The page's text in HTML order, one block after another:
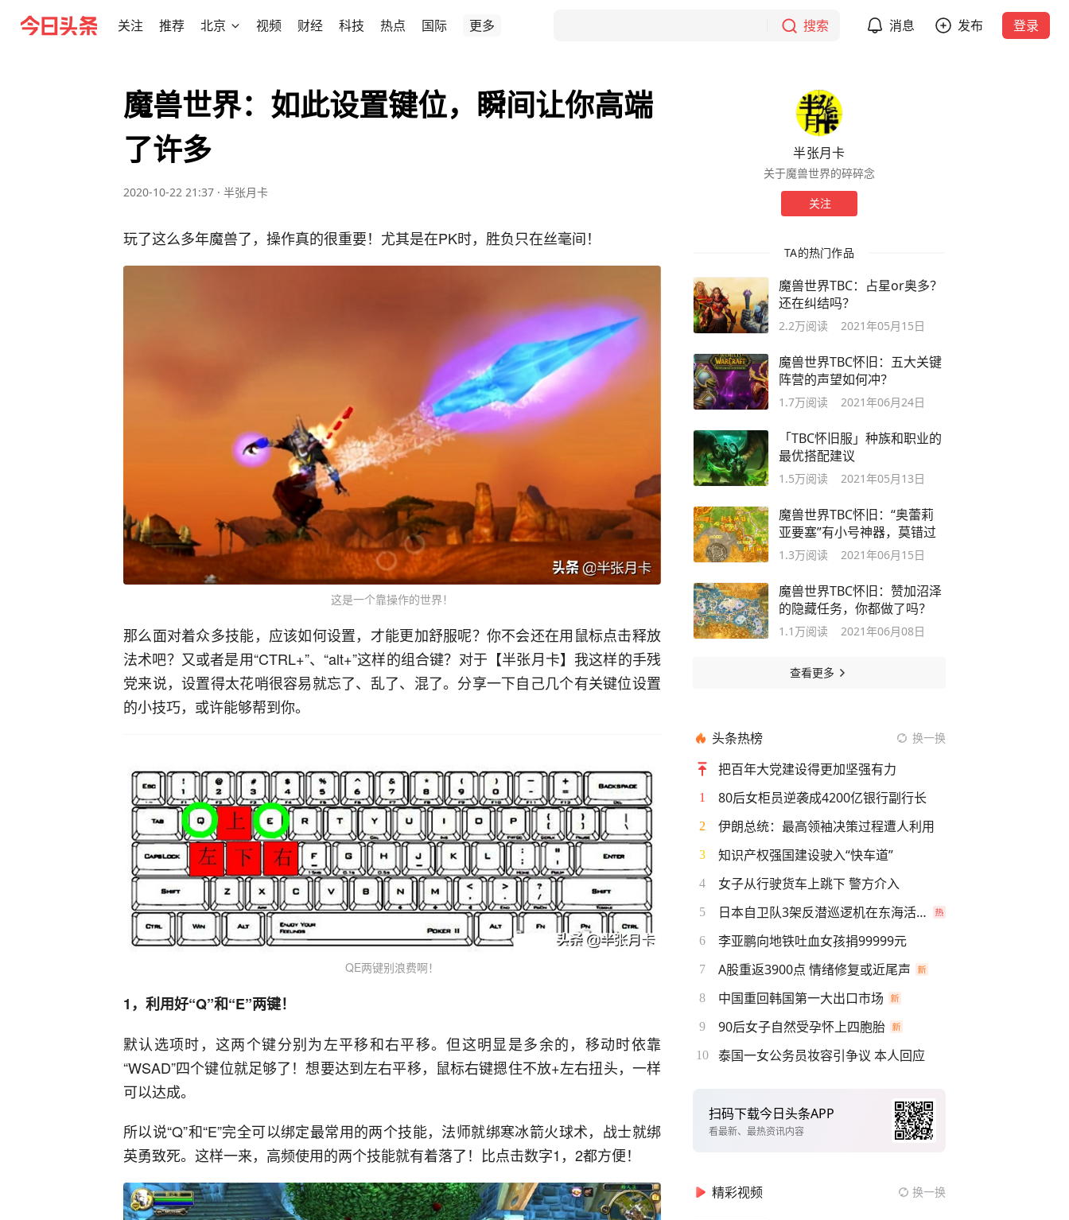
关注 推荐 北京 视频 财经 科技 热点 国际 更多 搜索 消息 发布 登录
魔兽世界：如此设置键位，瞬间让你高端
了许多
2020-10-22 21:37 · 半张月卡
玩了这么多年魔兽了，操作真的很重要！尤其是在PK时，胜负只在丝毫间！
这是一个靠操作的世界！
那么面对着众多技能，应该如何设置，才能更加舒服呢？你不会还在用鼠标点击释放
法术吧？又或者是用“CTRL+”、“alt+”这样的组合键？对于【半张月卡】我这样的手残
党来说，设置得太花哨很容易就忘了、乱了、混了。分享一下自己几个有关键位设置
的小技巧，或许能够帮到你。
QE两键别浪费啊！
1，利用好“Q”和“E”两键！
默认选项时，这两个键分别为左平移和右平移。但这明显是多余的，移动时依靠
“WSAD”四个键位就足够了！想要达到左右平移，鼠标右键摁住不放+左右扭头，一样
可以达成。
所以说“Q”和“E”完全可以绑定最常用的两个技能，法师就绑寒冰箭火球术，战士就绑
英勇致死。这样一来，高频使用的两个技能就有着落了！比点击数字1，2都方便！
半张月卡
关于魔兽世界的碎碎念
关注
TA的热门作品
魔兽世界TBC：占星or奥多？
还在纠结吗？
2.2万阅读 2021年05月15日
魔兽世界TBC怀旧：五大关键
阵营的声望如何冲？
1.7万阅读 2021年06月24日
「TBC怀旧服」种族和职业的
最优搭配建议
1.5万阅读 2021年05月13日
魔兽世界TBC怀旧：“奥蕾莉
亚要塞”有小号神器，莫错过
1.3万阅读 2021年06月15日
魔兽世界TBC怀旧：赞加沼泽
的隐藏任务，你都做了吗？
1.1万阅读 2021年06月08日
查看更多
头条热榜 换一换
把百年大党建设得更加坚强有力
1 80后女柜员逆袭成4200亿银行副行长
2 伊朗总统：最高领袖决策过程遭人利用
3 知识产权强国建设驶入“快车道”
4 女子从行驶货车上跳下 警方介入
5 日本自卫队3架反潜巡逻机在东海活动
6 李亚鹏向地铁吐血女孩捐99999元
7 A股重返3900点 情绪修复或近尾声
8 中国重回韩国第一大出口市场
9 90后女子自然受孕怀上四胞胎
10 泰国一女公务员妆容引争议 本人回应
扫码下载今日头条APP
看最新、最热资讯内容
精彩视频 换一换